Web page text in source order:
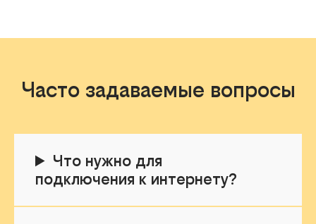
Часто задаваемые вопросы
Что нужно для
подключения к интернету?